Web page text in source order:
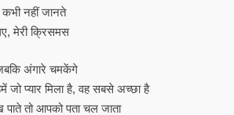
नहीं जानते
मेरी क्रिसमस
अंगारे चमकेंगे
जो प्यार मिला है, वह सबसे अच्छा है
तो आपको पता चल जाता